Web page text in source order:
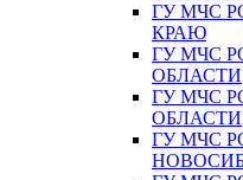
ГУ МЧС
КРАЮ
ГУ МЧС
ОБЛАСТИ
ГУ МЧС
ОБЛАСТИ
ГУ МЧС